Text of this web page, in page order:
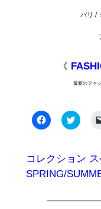
パリ /
《
最新のファ
Facebook
で
る
に
は
ク
ク
ク
リ
て
Twitter
で
共
し
コレクション
SPRING/